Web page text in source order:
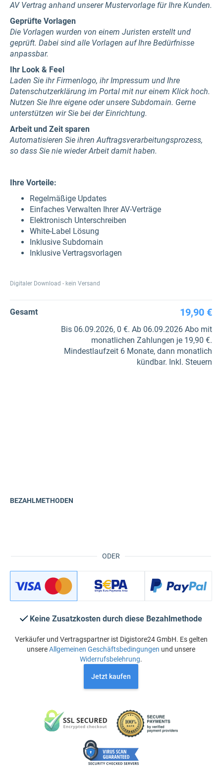
AV Vertrag anhand unserer Mustervorlage für Ihre Kunden.
Geprüfte Vorlagen
Die Vorlagen wurden von einem Juristen erstellt und
geprüft. Dabei sind alle Vorlagen auf Ihre Bedürfnisse
anpassbar.
Ihr Look & Feel
Laden Sie ihr Firmenlogo, ihr Impressum und Ihre
Datenschutzerklärung im Portal mit nur einem Klick hoch.
Nutzen Sie Ihre eigene oder unsere Subdomain. Gerne
unterstützen wir Sie bei der Einrichtung.
Arbeit und Zeit sparen
Automatisieren Sie ihren Auftragsverarbeitungsprozess,
so dass Sie nie wieder Arbeit damit haben.
Ihre Vorteile:
Regelmäßige Updates
Einfaches Verwalten Ihrer AV-Verträge
Elektronisch Unterschreiben
White-Label Lösung
Inklusive Subdomain
Inklusive Vertragsvorlagen
Digitaler Download - kein Versand
Gesamt 19,90 €
Bis 06.09.2026, 0 €. Ab 06.09.2026 Abo mit
monatlichen Zahlungen je 19,90 €.
Mindestlaufzeit 6 Monate, dann monatlich
kündbar. Inkl. Steuern
ODER
BEZAHLMETHODEN
Keine Zusatzkosten durch diese Bezahlmethode
Verkäufer und Vertragspartner ist Digistore24 GmbH. Es gelten
unsereAllgemeinen Geschäftsbedingungen und unsere
Widerrufsbelehrung.
Jetzt kaufen